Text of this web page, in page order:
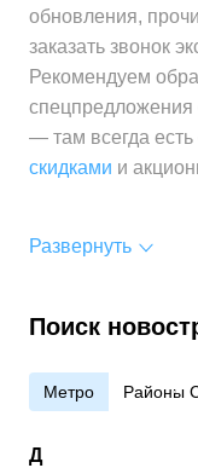
обновления,
заказать звонок
Рекомендуем
спецпредложения
— там всегда
скидками и
Развернуть
Поиск
Метро Районы
Д